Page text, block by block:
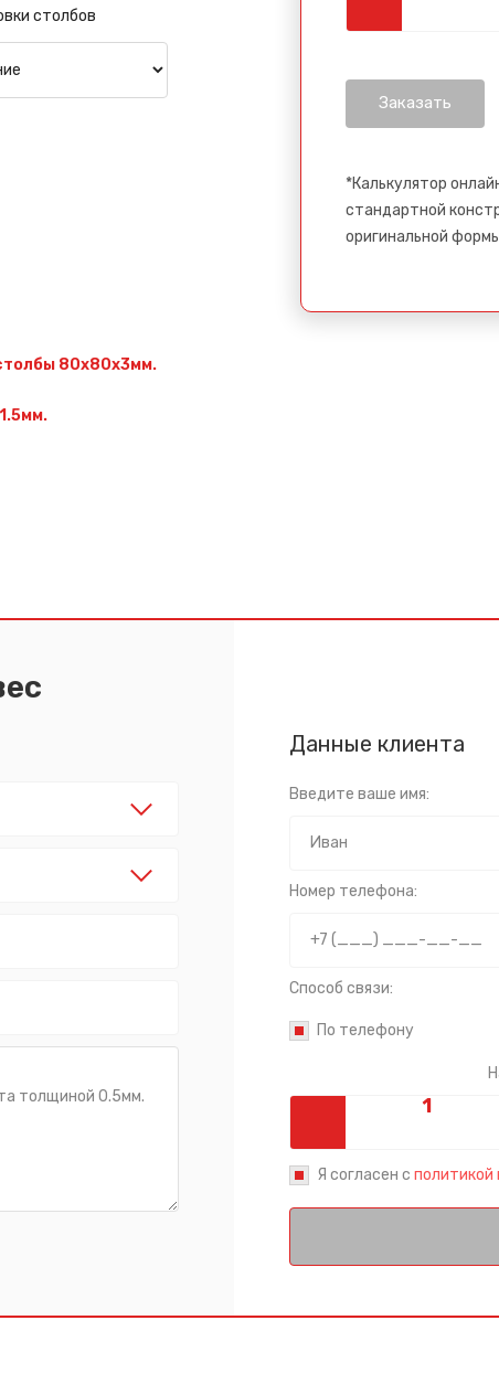
столбов
*Калькулятор
стандартной
оригинальной
80х80х3мм.
Данные клиента
Введите ваше имя:
Номер телефона:
Способ связи:
По телефону
Я согласен с политикой